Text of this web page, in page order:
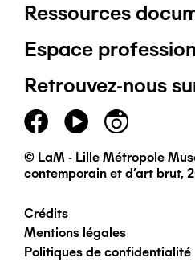
Pied
de
page
principal
Ressources
Espace
Retrouvez-nous
© LaM - Lille Métropole
contemporain et d'art brut,
Pied
Crédits
Mentions légales
Politiques de confidentialité